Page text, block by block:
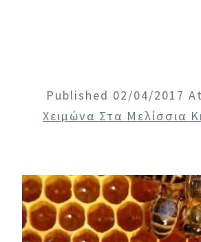
Published 02/04/2017 At
Χειμώνα Στα Μελίσσια